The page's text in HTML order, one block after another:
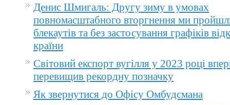
Денис Шмигаль: Другу зиму в умовах
повномасштабного вторгнення ми
блекаутів та без застосування графіків
країни
Світовий експорт вугілля у 2023 році
перевищив рекордну позначку
Як звернутися до Офісу Омбудсмана